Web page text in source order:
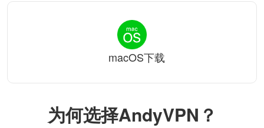
为何选择AndyVPN？
macOS下载